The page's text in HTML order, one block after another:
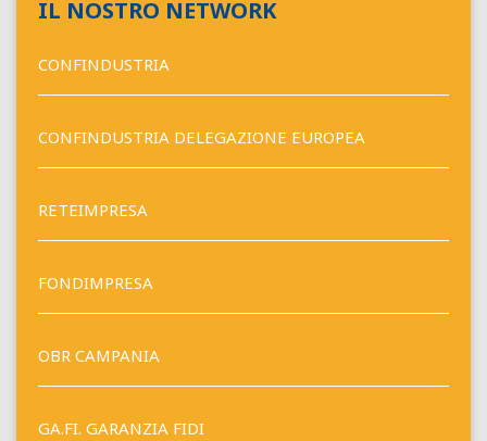
IL NOSTRO NETWORK
CONFINDUSTRIA
CONFINDUSTRIA DELEGAZIONE EUROPEA
RETEIMPRESA
FONDIMPRESA
OBR CAMPANIA
GA.FI. GARANZIA FIDI